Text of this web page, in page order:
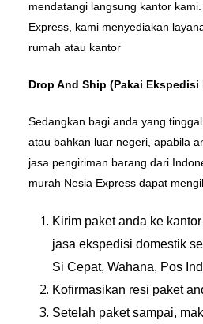
mendatangi langsung kantor
Express, kami menyediakan
rumah atau kantor
Drop And Ship (Pakai Ekspedisi
Sedangkan bagi anda yang
atau bahkan luar negeri, apabila
jasa pengiriman barang dari
murah Nesia Express dapat
Kirim paket anda ke
jasa ekspedisi domestik
Si Cepat, Wahana, Pos
Kofirmasikan resi paket
Setelah paket sampai,